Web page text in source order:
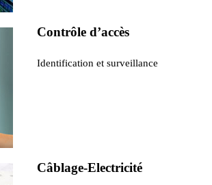
Contrôle d’accès
Identification et surveillance
Câblage-Electricité